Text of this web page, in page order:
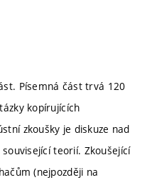
Písemná část trvá 120
kopírujících
zkoušky je diskuze nad
teorií. Zkoušející
(nejpozději na